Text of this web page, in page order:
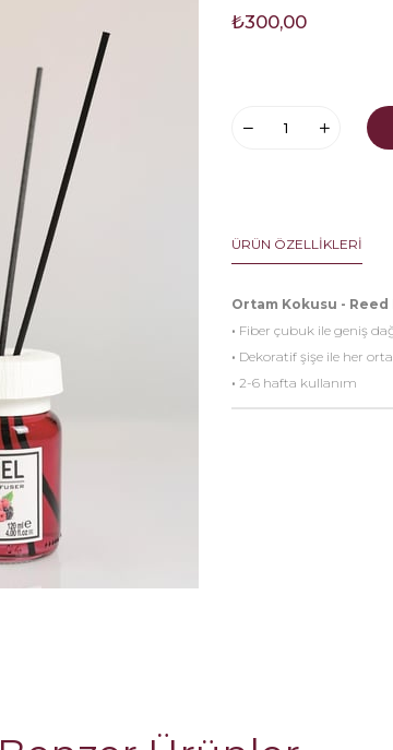
₺300,00
ÜRÜN ÖZELLIKLERI
Ortam Kokusu -
· Fiber çubuk ile geniş
· Dekoratif şişe ile her
· 2-6 hafta kullanım